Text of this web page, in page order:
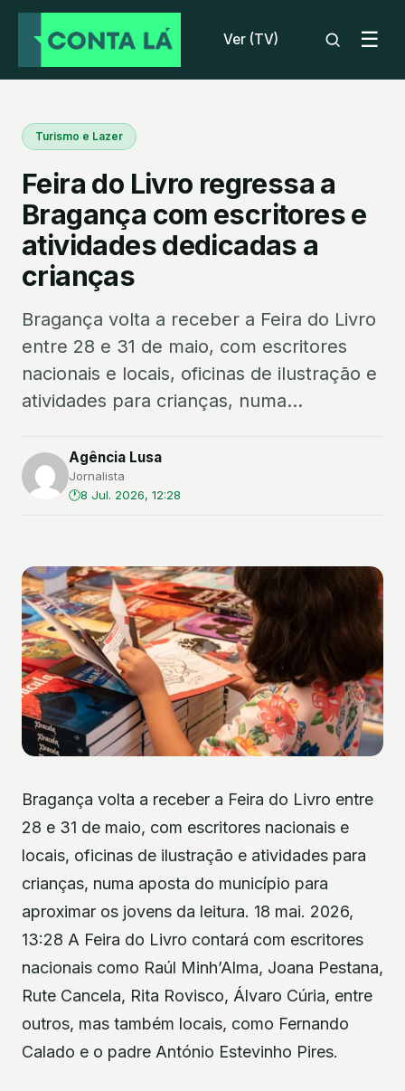
Ver (TV) ☰
Turismo e Lazer
Feira do Livro regressa a
Bragança com escritores e
atividades dedicadas a
crianças
Bragança volta a receber a Feira do Livro
entre 28 e 31 de maio, com escritores
nacionais e locais, oficinas de ilustração e
atividades para crianças, numa...
Agência Lusa
Jornalista
8 Jul. 2026, 12:28
Bragança volta a receber a Feira do Livro entre
28 e 31 de maio, com escritores nacionais e
locais, oficinas de ilustração e atividades para
crianças, numa aposta do município para
aproximar os jovens da leitura. 18 mai. 2026,
13:28 A Feira do Livro contará com escritores
nacionais como Raúl Minh’Alma, Joana Pestana,
Rute Cancela, Rita Rovisco, Álvaro Cúria, entre
outros, mas também locais, como Fernando
Calado e o padre António Estevinho Pires.